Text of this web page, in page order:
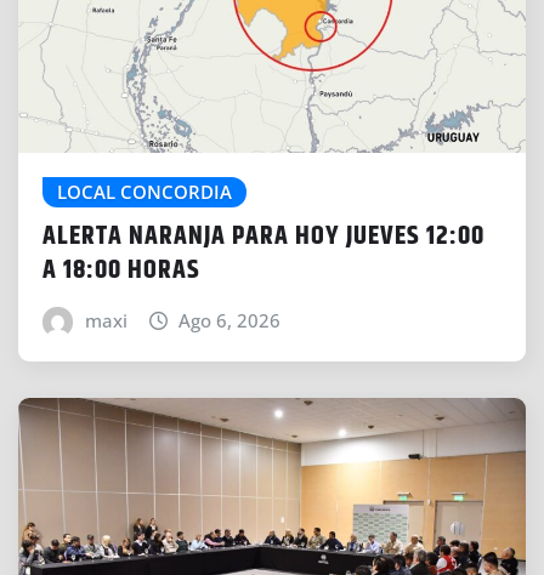
LOCAL CONCORDIA
ALERTA NARANJA PARA HOY JUEVES 12:00
A 18:00 HORAS
maxi Ago 6, 2026